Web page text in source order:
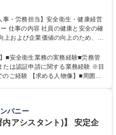
確
上および企業価値の向上のため、経
とどまらず、制度設計や施策立案
】■安全衛生
運用、産業医との連携 など）■健康
管理（労働時間の分析、労働環境
方の増員募集となります。 募集
康経営推進・労務管理/創業80年老
■安全衛生業務の実務経験■労務管
たは認証申請に関する業務経験 ※目
物像】■周囲
■Excelや労務管理システムの実務
パニー
内アシスタント)】 安定企